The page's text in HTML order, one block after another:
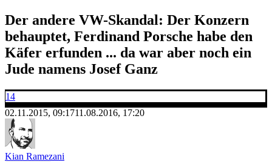
Der andere VW-Skandal: Der Konzern
behauptet, Ferdinand Porsche habe den
Käfer erfunden ... da war aber noch ein
Jude namens Josef Ganz
14
02.11.2015, 09:1711.08.2016, 17:20
Kian Ramezani